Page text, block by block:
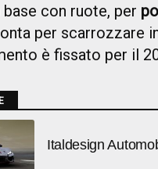
base con ruote, per
per scarrozzare
è fissato per il
Italdesign